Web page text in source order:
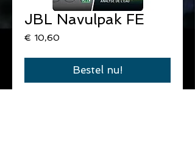
JBL Navulpak FE
€ 10,60
Bestel nu!